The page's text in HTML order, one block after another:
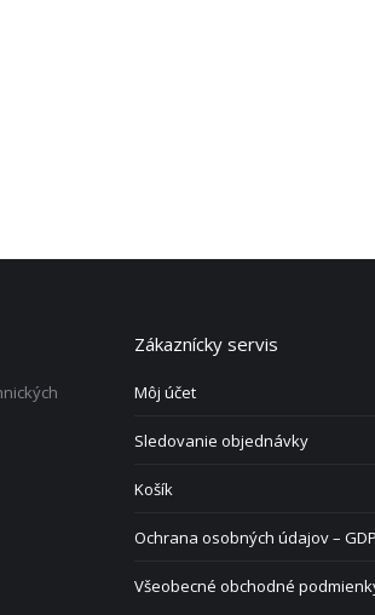
Zákaznícky servis
Môj účet
Sledovanie objednávky
Košík
Ochrana osobných údajov –
Všeobecné obchodné